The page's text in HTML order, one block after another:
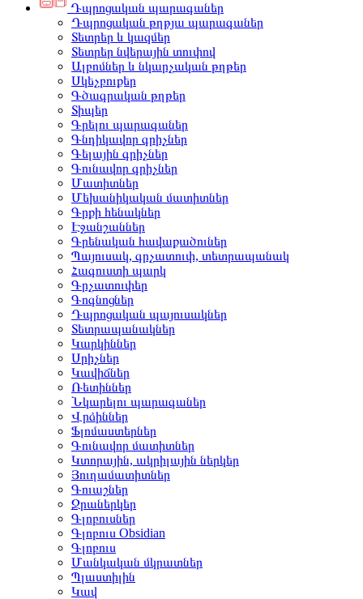
Դպրոցական պարագաներ
Դպրոցական թղթյա պարագաներ
Տետրեր և կազմեր
Տետրեր նվերային տուփով
Ալբոմներ և նկարչական թղթեր
Սկեչբուքեր
Գծագրական թղթեր
Տիպեր
Գրելու պարագաներ
Գնդիկավոր գրիչներ
Գելային գրիչներ
Գունավոր գրիչներ
Մատիտներ
Մեխանիկական մատիտներ
Գրքի հենակներ
Էջանշաններ
Գրենական հավաքածուներ
Պայուսակ, գրչատուփ, տետրապանակ
Հագուստի պարկ
Գրչատուփեր
Գոգնոցներ
Դպրոցական պայուսակներ
Տետրապանակներ
Կարկիններ
Սրիչներ
Կավիճներ
Ռետիններ
Նկարելու պարագաներ
Վրձիններ
Ֆլոմաստերներ
Գունավոր մատիտներ
Կտորային, ակրիլային ներկեր
Յուղամատիտներ
Գուաշներ
Ջրաներկեր
Գլոբուսներ
Գլոբուս Obsidian
Գլոբուս
Մանկական մկրատներ
Պլաստիլին
Կավ